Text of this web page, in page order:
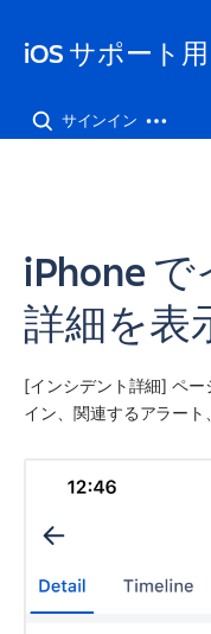
iOS サポート
サインイン
iPhone
詳細を表
[インシデント詳細] ペー
イン、関連するアラート